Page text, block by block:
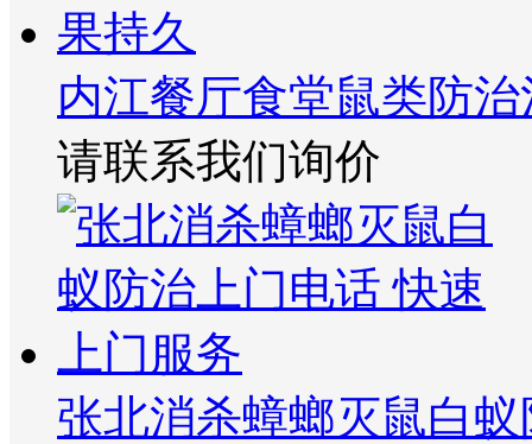
内江餐厅食堂鼠类防
请联系我们询价
张北消杀蟑螂灭鼠白